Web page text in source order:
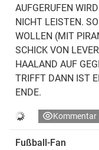
AUFGERUFEN
NICHT LEISTEN.
WOLLEN (MIT
SCHICK VON
HAALAND AUF
TRIFFT DANN IST
ENDE.
Kommentar
Fußball-Fan